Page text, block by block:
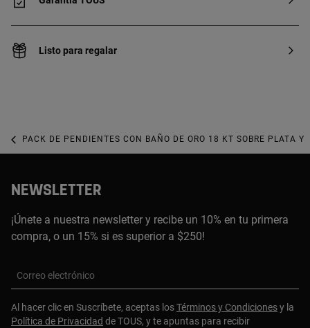
Listo para regalar
PACK DE PENDIENTES CON BAÑO DE ORO 18 KT SOBRE PLATA Y
NEWSLETTER
¡Únete a nuestra newsletter y recibe un 10% en tu primera
compra, o un 15% si es superior a $250!
Correo electrónico
Al hacer clic en Suscríbete, aceptas losTérminos y Condicionesy la
Política de Privacidad de TOUS, y te apuntas para recibir